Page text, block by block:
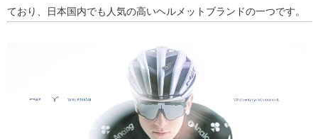
ており、日本国内でも人気の高いヘルメットブランドの一つです。